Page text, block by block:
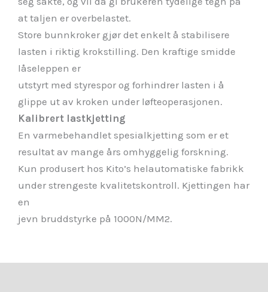
at taljen er overbelastet.
Store bunnkroker gjør det enkelt å stabilisere
lasten i riktig krokstilling. Den kraftige smidde
låseleppen er
utstyrt med styrespor og forhindrer lasten i å
glippe ut av kroken under løfteoperasjonen.
Kalibrert lastkjetting
En varmebehandlet spesialkjetting som er et
resultat av mange års omhyggelig forskning.
Kun produsert hos Kito’s helautomatiske fabrikk
under strengeste kvalitetskontroll. Kjettingen har
en
jevn bruddstyrke på 1000N/MM2.